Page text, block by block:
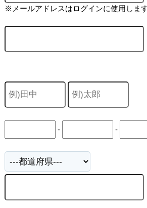
※メールアドレスはログインに使用します
- -